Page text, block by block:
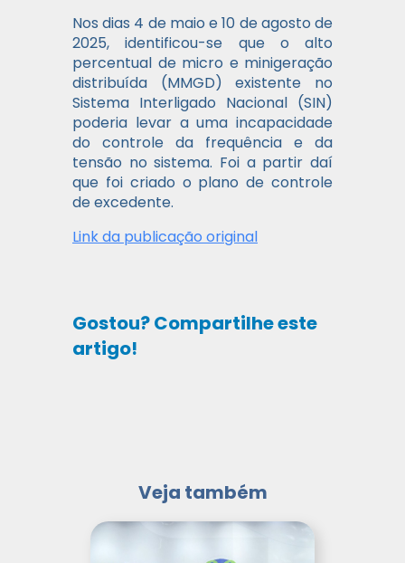
Nos dias 4 de maio e 10 de agosto de
2025, identificou-se que o alto
percentual de micro e minigeração
distribuída (MMGD) existente no
Sistema Interligado Nacional (SIN)
poderia levar a uma incapacidade
do controle da frequência e da
tensão no sistema. Foi a partir daí
que foi criado o plano de controle
de excedente.
Link da publicação original
Gostou? Compartilhe este
artigo!
Veja também